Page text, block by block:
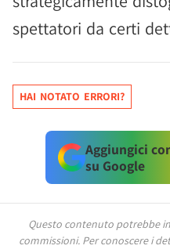
spettatori da certi
HAI NOTATO ERRORI?
Aggiungici
su Google
Questo contenuto potrebbe
commissioni. Per conoscere i